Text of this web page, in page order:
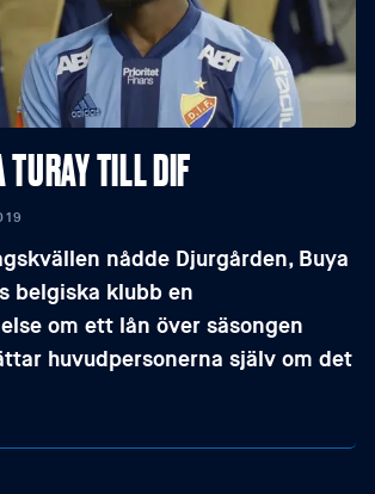
TILL DIF
nådde Djurgården, Buya
belgiska klubb en
om ett lån över säsongen
huvudpersonerna själv om det